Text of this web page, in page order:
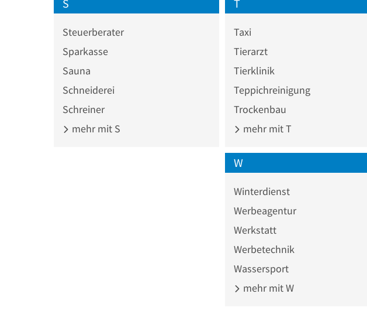
S
Steuerberater
Sparkasse
Sauna
Schneiderei
Schreiner
mehr mit S
T
Taxi
Tierarzt
Tierklinik
Teppichreinigung
Trockenbau
mehr mit T
W
Winterdienst
Werbeagentur
Werkstatt
Werbetechnik
Wassersport
mehr mit W